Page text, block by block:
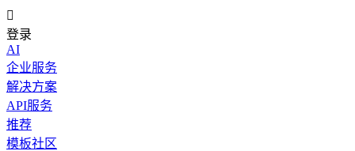

登录
AI
企业服务
解决方案
API服务
推荐
模板社区